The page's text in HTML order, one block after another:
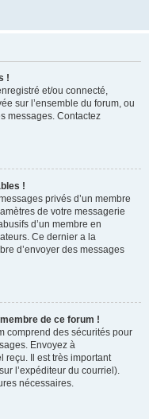
!
et/ou connecté,
sur l’ensemble du forum, ou
messages. Contactez
!
privés d’un membre
de votre messagerie
d’un membre en
Ce dernier a la
d’envoyer des messages
de ce forum !
comprend des sécurités pour
Envoyez à
reçu. Il est très important
l’expéditeur du courriel).
nécessaires.